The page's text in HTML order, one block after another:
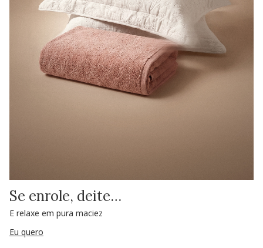
Se enrole, deite…
E relaxe em pura maciez
Eu quero